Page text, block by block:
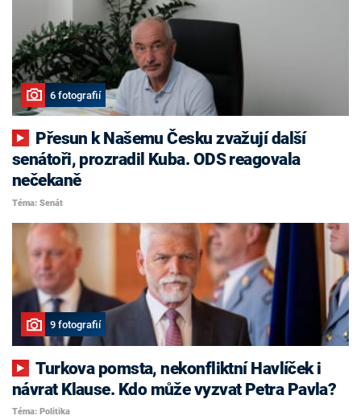
6 fotografií
senátoři, prozradil Kuba. ODS reagovala
nečekaně
Téma: Senát
9 fotografií
Turkova pomsta, nekonfliktní Havlíček i
návrat Klause. Kdo může vyzvat Petra Pavla?
Téma: Politika